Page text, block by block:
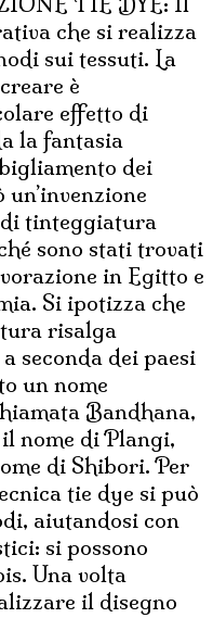
che si realizza
sui tessuti. La
è
effetto di
la fantasia
dei
tinteggiatura
sono stati trovati
in Egitto e
Si ipotizza che
risalga
seconda dei paesi
un nome
Bandhana,
nome di Plangi,
di Shibori. Per
tie dye si può
aiutandosi con
si possono
Una volta
il disegno